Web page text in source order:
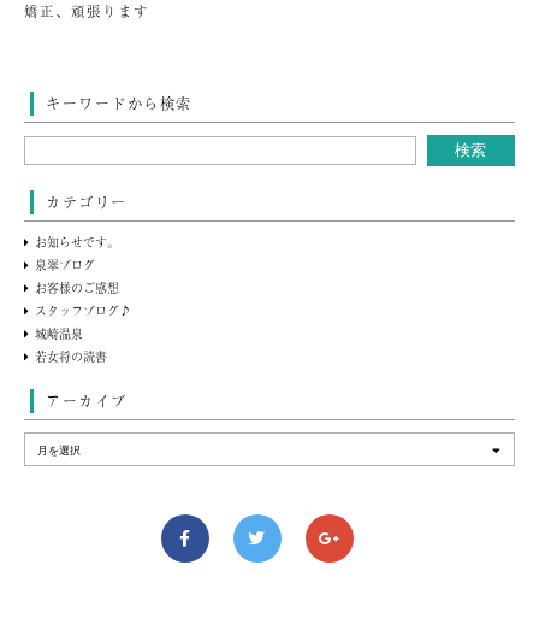
矯正、頑張ります
キーワードから検索
カテゴリー
お知らせです。
泉翠ブログ
お客様のご感想
スタッフブログ♪
城崎温泉
若女将の読書
アーカイブ